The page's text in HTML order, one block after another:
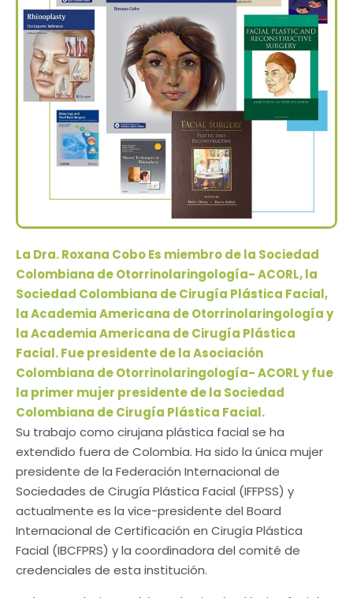
La Dra. Roxana Cobo Es miembro de la Sociedad
Colombiana de Otorrinolaringología- ACORL, la
Sociedad Colombiana de Cirugía Plástica Facial,
la Academia Americana de Otorrinolaringología y
la Academia Americana de Cirugía Plástica
Facial. Fue presidente de la Asociación
Colombiana de Otorrinolaringología- ACORL y fue
la primer mujer presidente de la Sociedad
Colombiana de Cirugía Plástica Facial.
Su trabajo como cirujana plástica facial se ha
extendido fuera de Colombia. Ha sido la única mujer
presidente de la Federación Internacional de
Sociedades de Cirugía Plástica Facial (IFFPSS) y
actualmente es la vice-presidente del Board
Internacional de Certificación en Cirugía Plástica
Facial (IBCFPRS) y la coordinadora del comité de
credenciales de esta institución.